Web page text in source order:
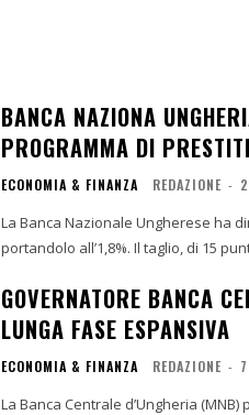
BANCA NAZIONA
PROGRAMMA DI PRESTITI
ECONOMIA & FINANZA REDAZIONE -
La Banca Nazionale Ungherese ha
GOVERNATORE BANCA
LUNGA FASE ESPANSIVA
ECONOMIA & FINANZA REDAZIONE -
La Banca Centrale d’Ungheria